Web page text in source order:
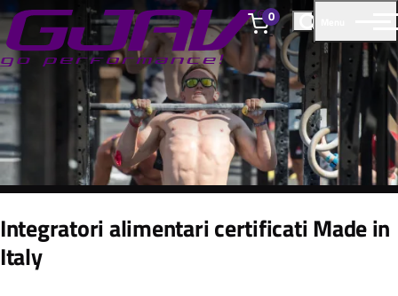
0
elementi
Integratori alimentari certificati Made in
Italy